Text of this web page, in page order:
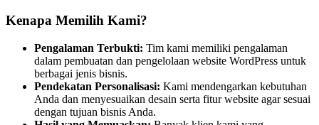
Kenapa Memilih Kami?
Pengalaman Terbukti: Tim kami memiliki pengalaman
dalam pembuatan dan pengelolaan website WordPress untuk
berbagai jenis bisnis.
Pendekatan Personalisasi: Kami mendengarkan kebutuhan
Anda dan menyesuaikan desain serta fitur website agar sesuai
dengan tujuan bisnis Anda.